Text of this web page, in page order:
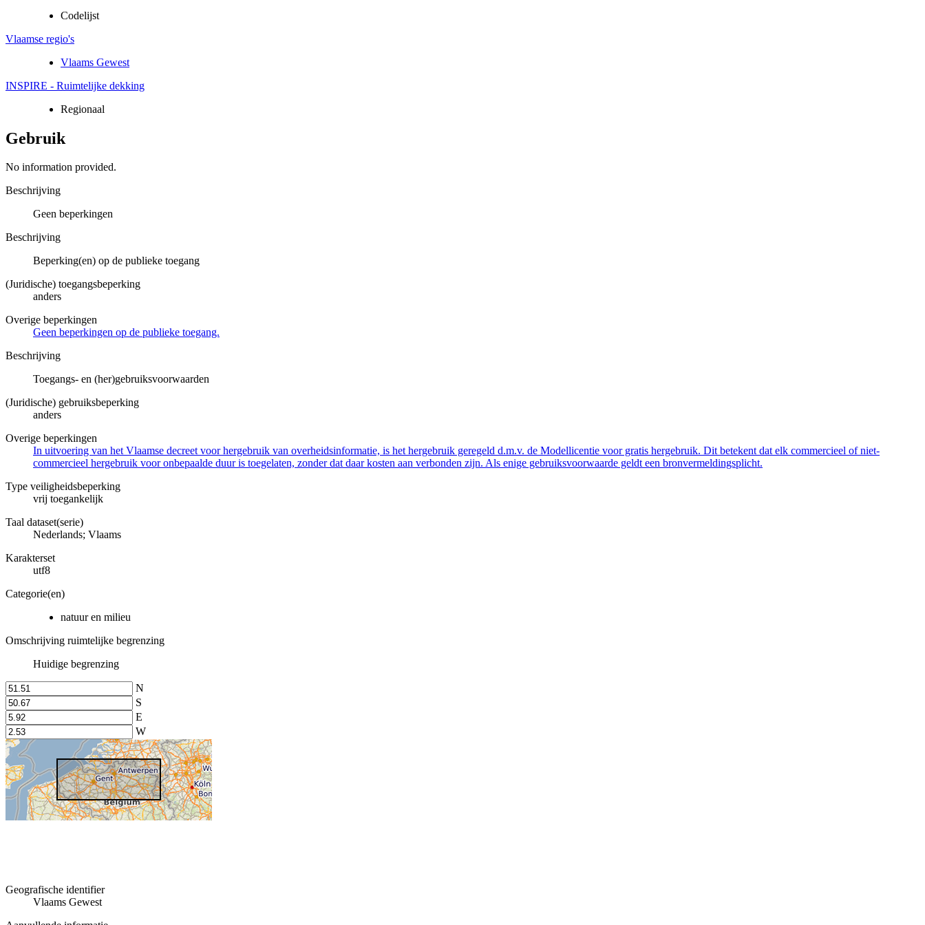
Codelijst
Vlaamse regio's
Vlaams Gewest
INSPIRE - Ruimtelijke dekking
Regionaal
Gebruik
No information provided.
Beschrijving
Geen beperkingen
Beschrijving
Beperking(en) op de publieke toegang
(Juridische) toegangsbeperking
anders
Overige beperkingen
Geen beperkingen op de publieke toegang.
Beschrijving
Toegangs- en (her)gebruiksvoorwaarden
(Juridische) gebruiksbeperking
anders
Overige beperkingen
In uitvoering van het Vlaamse decreet voor hergebruik van overheidsinformatie, is het hergebruik geregeld d.m.v. de Modellicentie voor gratis hergebruik. Dit betekent dat elk commercieel of niet-
commercieel hergebruik voor onbepaalde duur is toegelaten, zonder dat daar kosten aan verbonden zijn. Als enige gebruiksvoorwaarde geldt een bronvermeldingsplicht.
Type veiligheidsbeperking
vrij toegankelijk
Taal dataset(serie)
Nederlands; Vlaams
Karakterset
utf8
Categorie(en)
natuur en milieu
Omschrijving ruimtelijke begrenzing
Huidige begrenzing
N
S
E
W
Geografische identifier
Vlaams Gewest